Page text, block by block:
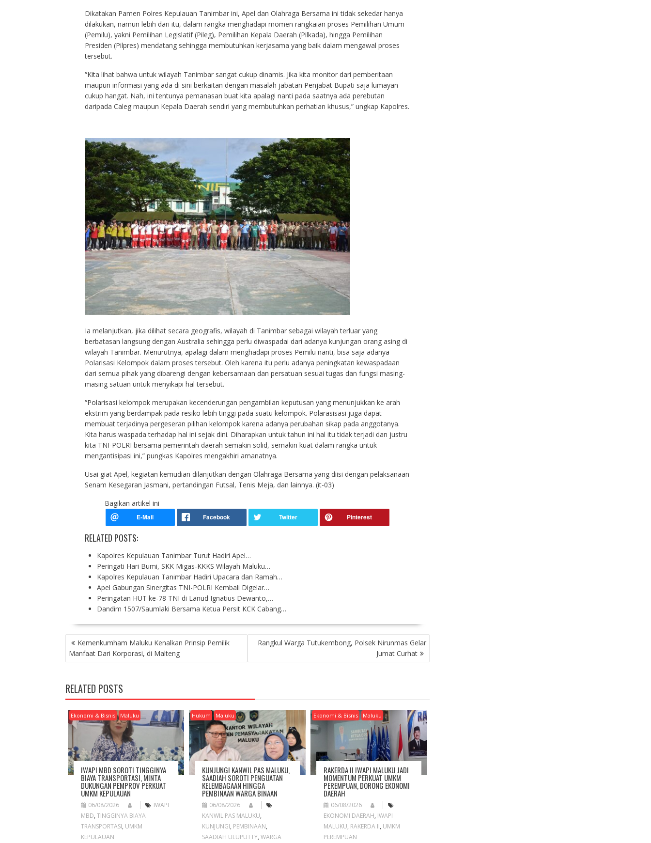
Dikatakan Pamen Polres Kepulauan Tanimbar ini, Apel dan Olahraga Bersama ini tidak sekedar hanya
dilakukan, namun lebih dari itu, dalam rangka menghadapi momen rangkaian proses Pemilihan Umum
(Pemilu), yakni Pemilihan Legislatif (Pileg), Pemilihan Kepala Daerah (Pilkada), hingga Pemilihan
Presiden (Pilpres) mendatang sehingga membutuhkan kerjasama yang baik dalam mengawal proses
tersebut.
“Kita lihat bahwa untuk wilayah Tanimbar sangat cukup dinamis. Jika kita monitor dari pemberitaan
maupun informasi yang ada di sini berkaitan dengan masalah jabatan Penjabat Bupati saja lumayan
cukup hangat. Nah, ini tentunya pemanasan buat kita apalagi nanti pada saatnya ada perebutan
daripada Caleg maupun Kepala Daerah sendiri yang membutuhkan perhatian khusus,” ungkap Kapolres.
Ia melanjutkan, jika dilihat secara geografis, wilayah di Tanimbar sebagai wilayah terluar yang
berbatasan langsung dengan Australia sehingga perlu diwaspadai dari adanya kunjungan orang asing di
wilayah Tanimbar. Menurutnya, apalagi dalam menghadapi proses Pemilu nanti, bisa saja adanya
Polarisasi Kelompok dalam proses tersebut. Oleh karena itu perlu adanya peningkatan kewaspadaan
dari semua pihak yang dibarengi dengan kebersamaan dan persatuan sesuai tugas dan fungsi masing-
masing satuan untuk menyikapi hal tersebut.
“Polarisasi kelompok merupakan kecenderungan pengambilan keputusan yang menunjukkan ke arah
ekstrim yang berdampak pada resiko lebih tinggi pada suatu kelompok. Polarasisasi juga dapat
membuat terjadinya pergeseran pilihan kelompok karena adanya perubahan sikap pada anggotanya.
Kita harus waspada terhadap hal ini sejak dini. Diharapkan untuk tahun ini hal itu tidak terjadi dan justru
kita TNI-POLRI bersama pemerintah daerah semakin solid, semakin kuat dalam rangka untuk
mengantisipasi ini,” pungkas Kapolres mengakhiri amanatnya.
Usai giat Apel, kegiatan kemudian dilanjutkan dengan Olahraga Bersama yang diisi dengan pelaksanaan
Senam Kesegaran Jasmani, pertandingan Futsal, Tenis Meja, dan lainnya. (it-03)
Bagikan artikel ini
RELATED POSTS:
Kapolres Kepulauan Tanimbar Turut Hadiri Apel…
Peringati Hari Bumi, SKK Migas-KKKS Wilayah Maluku…
Kapolres Kepulauan Tanimbar Hadiri Upacara dan Ramah…
Apel Gabungan Sinergitas TNI-POLRI Kembali Digelar…
Peringatan HUT ke-78 TNI di Lanud Ignatius Dewanto,…
Dandim 1507/Saumlaki Bersama Ketua Persit KCK Cabang…
P
O
S
N
A
V
G
T
O
N
Kemenkumham Maluku Kenalkan Prinsip Pemilik
Manfaat Dari Korporasi, di Malteng
Rangkul Warga Tutukembong, Polsek Nirunmas Gelar
Jumat Curhat
RELATED POSTS
Ekonomi & Bisnis Maluku
IWAPI MBD SOROTI TINGGINYA
BIAYA TRANSPORTASI, MINTA
DUKUNGAN PEMPROV PERKUAT
UMKM KEPULAUAN
06/08/2026
IWAPI
MBD, TINGGINYA BIAYA
TRANSPORTASI, UMKM
KEPULAUAN
Hukum Maluku
KUNJUNGI KANWIL PAS MALUKU,
SAADIAH SOROTI PENGUATAN
KELEMBAGAAN HINGGA
PEMBINAAN WARGA BINAAN
06/08/2026
KANWIL PAS MALUKU,
KUNJUNGI, PEMBINAAN,
SAADIAH ULUPUTTY,WARGA
Ekonomi & Bisnis Maluku
RAKERDA II IWAPI MALUKU JADI
MOMENTUM PERKUAT UMKM
PEREMPUAN, DORONG EKONOMI
DAERAH
06/08/2026
EKONOMI DAERAH, IWAPI
MALUKU, RAKERDA II, UMKM
PEREMPUAN